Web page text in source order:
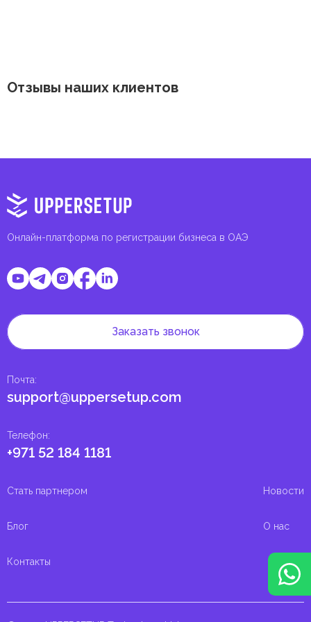
Отзывы наших клиентов
Онлайн-платформа по регистрации бизнеса в ОАЭ
Телефон:
+971 52 184 1181
Почта:
support@uppersetup.com
Заказать звонок
Стать партнером Новости
Блог О нас
Контакты